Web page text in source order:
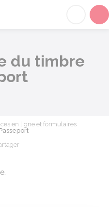
du timbre
en ligne et formulaires